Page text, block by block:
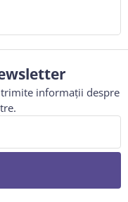
informații despre